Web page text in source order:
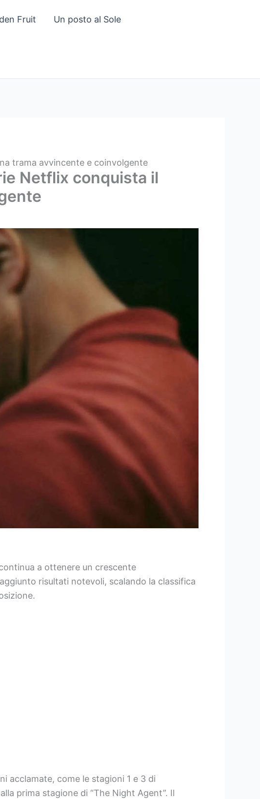
Fruit Un posto al Sole
trama avvincente e coinvolgente
Netflix conquista il
a ottenere un crescente
risultati notevoli, scalando la classifica
acclamate, come le stagioni 1 e 3 di
prima stagione di “The Night Agent”. Il